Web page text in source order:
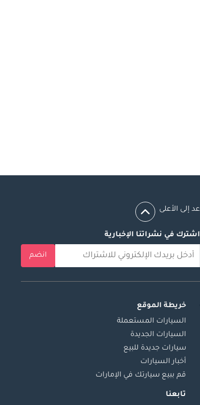
عد إلى الأعلى
اشترك في نشراتنا الإخبارية
انضم
خريطة الموقع
السيارات المستعملة
السيارات الجديدة
سيارات جديدة للبيع
أخبار السيارات
قم ببيع سيارتك في الإمارات
تابعنا